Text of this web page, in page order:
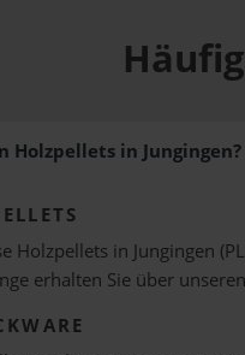
Holzpellets in Jungingen?
Holzpellets in Jungingen
erhalten Sie über unseren